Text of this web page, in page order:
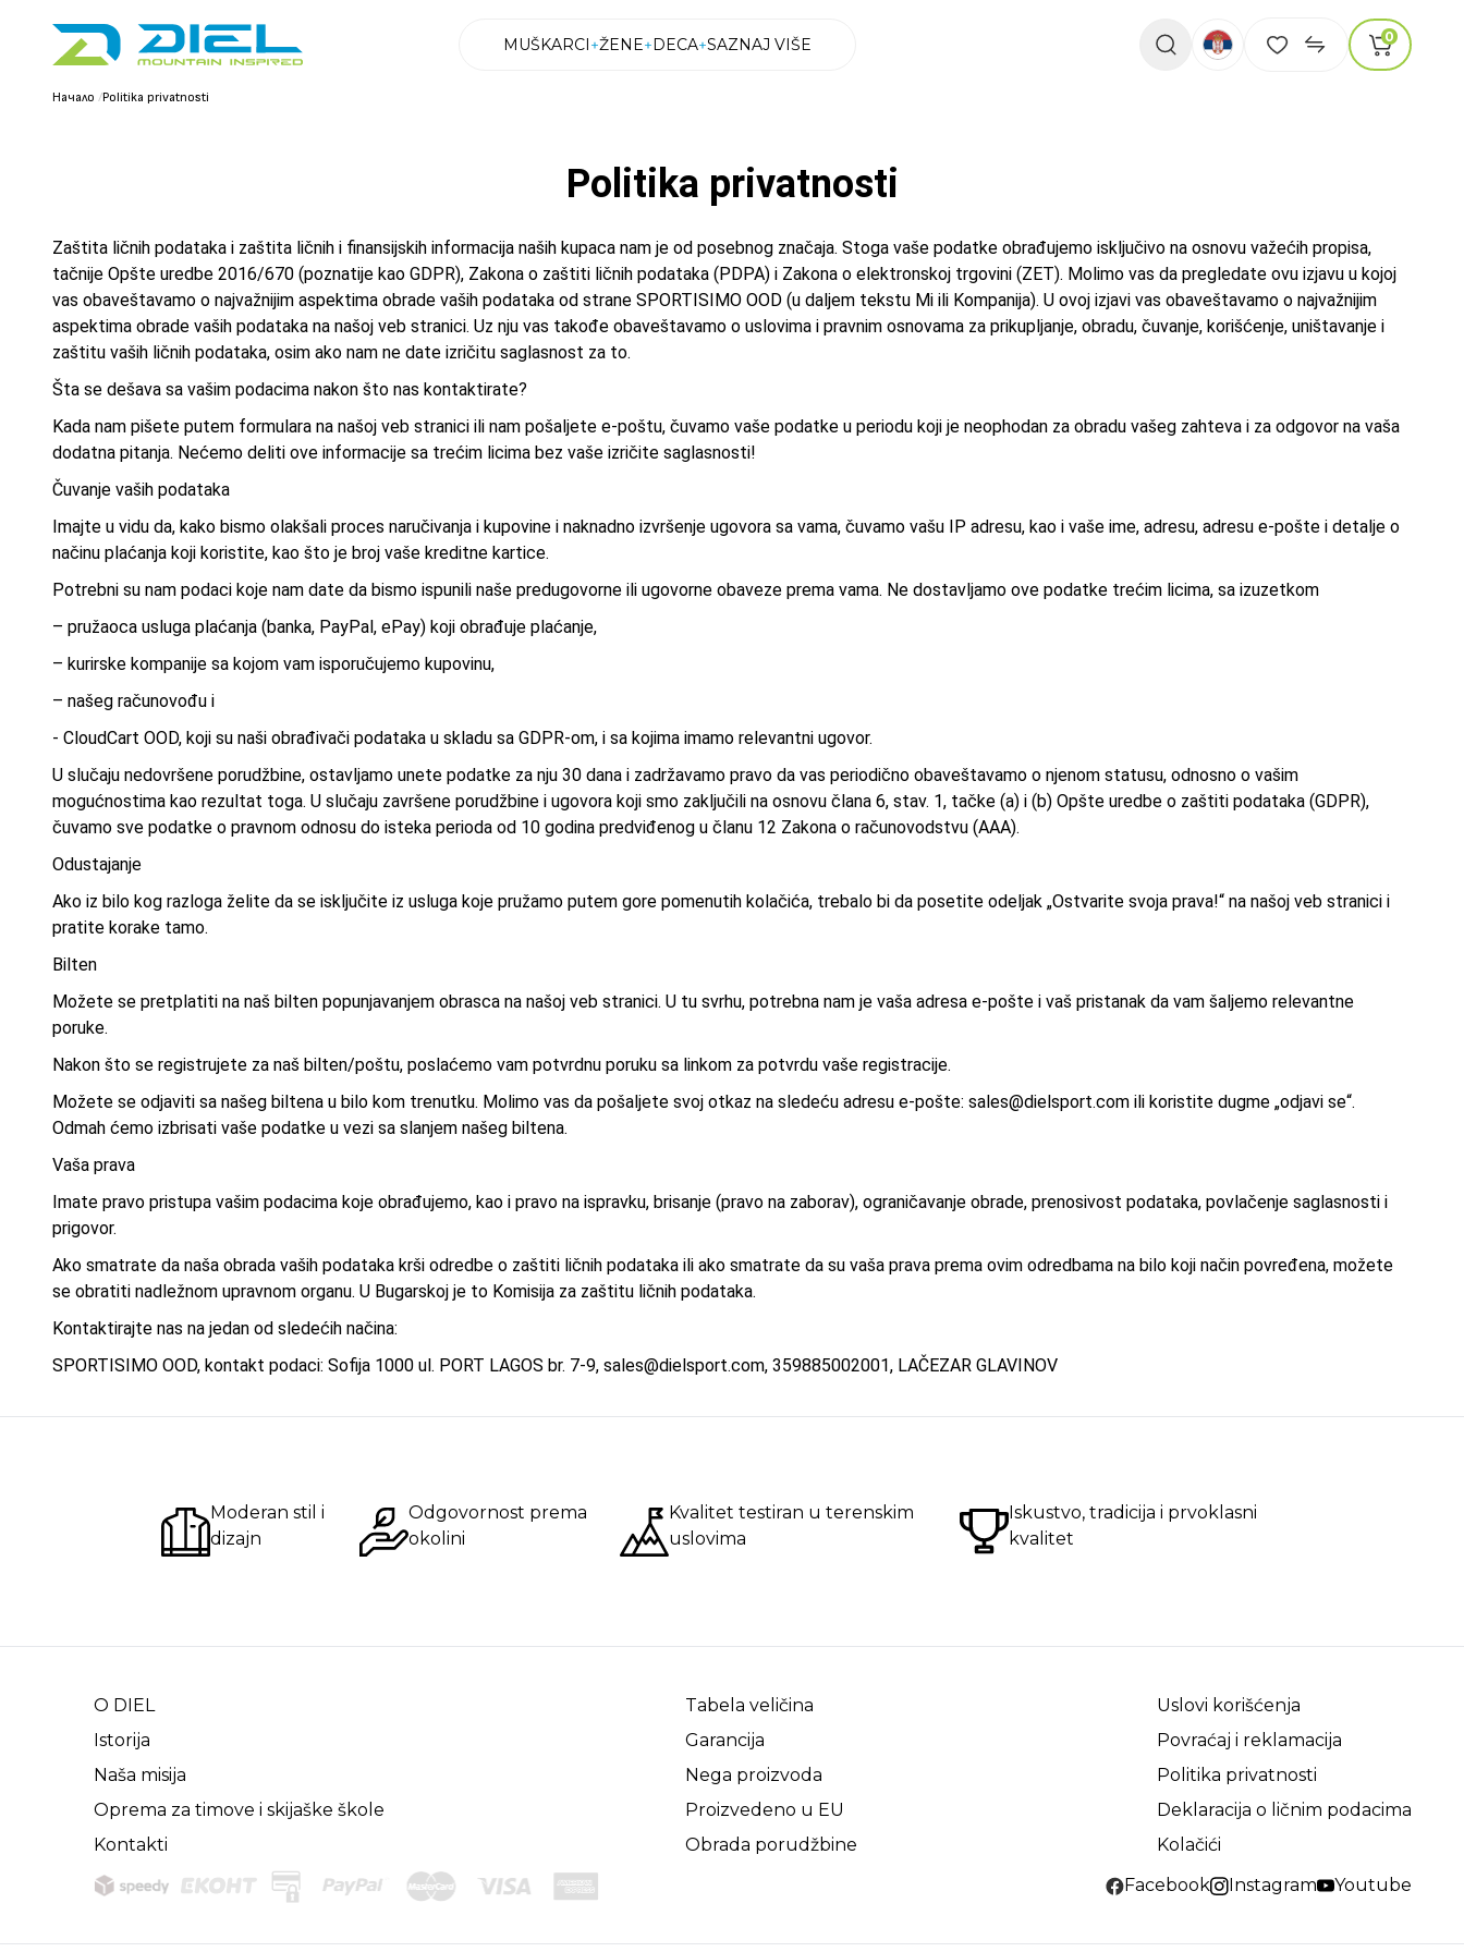
MUŠKARCI ŽENE DECA SAZNAJ VIŠE 0
Начало /Politika privatnosti
Politika privatnosti
Zaštita ličnih podataka i zaštita ličnih i finansijskih informacija naših kupaca nam je od posebnog značaja. Stoga vaše podatke obrađujemo isključivo na osnovu važećih propisa,
tačnije Opšte uredbe 2016/670 (poznatije kao GDPR), Zakona o zaštiti ličnih podataka (PDPA) i Zakona o elektronskoj trgovini (ZET). Molimo vas da pregledate ovu izjavu u kojoj
vas obaveštavamo o najvažnijim aspektima obrade vaših podataka od strane SPORTISIMO OOD (u daljem tekstu Mi ili Kompanija). U ovoj izjavi vas obaveštavamo o najvažnijim
aspektima obrade vaših podataka na našoj veb stranici. Uz nju vas takođe obaveštavamo o uslovima i pravnim osnovama za prikupljanje, obradu, čuvanje, korišćenje, uništavanje i
zaštitu vaših ličnih podataka, osim ako nam ne date izričitu saglasnost za to.
Šta se dešava sa vašim podacima nakon što nas kontaktirate?
Kada nam pišete putem formulara na našoj veb stranici ili nam pošaljete e-poštu, čuvamo vaše podatke u periodu koji je neophodan za obradu vašeg zahteva i za odgovor na vaša
dodatna pitanja. Nećemo deliti ove informacije sa trećim licima bez vaše izričite saglasnosti!
Čuvanje vaših podataka
Imajte u vidu da, kako bismo olakšali proces naručivanja i kupovine i naknadno izvršenje ugovora sa vama, čuvamo vašu IP adresu, kao i vaše ime, adresu, adresu e-pošte i detalje o
načinu plaćanja koji koristite, kao što je broj vaše kreditne kartice.
Potrebni su nam podaci koje nam date da bismo ispunili naše predugovorne ili ugovorne obaveze prema vama. Ne dostavljamo ove podatke trećim licima, sa izuzetkom
– pružaoca usluga plaćanja (banka, PayPal, ePay) koji obrađuje plaćanje,
– kurirske kompanije sa kojom vam isporučujemo kupovinu,
– našeg računovođu i
- CloudCart OOD, koji su naši obrađivači podataka u skladu sa GDPR-om, i sa kojima imamo relevantni ugovor.
U slučaju nedovršene porudžbine, ostavljamo unete podatke za nju 30 dana i zadržavamo pravo da vas periodično obaveštavamo o njenom statusu, odnosno o vašim
mogućnostima kao rezultat toga. U slučaju završene porudžbine i ugovora koji smo zaključili na osnovu člana 6, stav. 1, tačke (a) i (b) Opšte uredbe o zaštiti podataka (GDPR),
čuvamo sve podatke o pravnom odnosu do isteka perioda od 10 godina predviđenog u članu 12 Zakona o računovodstvu (AAA).
Odustajanje
Ako iz bilo kog razloga želite da se isključite iz usluga koje pružamo putem gore pomenutih kolačića, trebalo bi da posetite odeljak „Ostvarite svoja prava!“ na našoj veb stranici i
pratite korake tamo.
Bilten
Možete se pretplatiti na naš bilten popunjavanjem obrasca na našoj veb stranici. U tu svrhu, potrebna nam je vaša adresa e-pošte i vaš pristanak da vam šaljemo relevantne
poruke.
Nakon što se registrujete za naš bilten/poštu, poslaćemo vam potvrdnu poruku sa linkom za potvrdu vaše registracije.
Možete se odjaviti sa našeg biltena u bilo kom trenutku. Molimo vas da pošaljete svoj otkaz na sledeću adresu e-pošte: sales@dielsport.com ili koristite dugme „odjavi se“.
Odmah ćemo izbrisati vaše podatke u vezi sa slanjem našeg biltena.
Vaša prava
Imate pravo pristupa vašim podacima koje obrađujemo, kao i pravo na ispravku, brisanje (pravo na zaborav), ograničavanje obrade, prenosivost podataka, povlačenje saglasnosti i
prigovor.
Ako smatrate da naša obrada vaših podataka krši odredbe o zaštiti ličnih podataka ili ako smatrate da su vaša prava prema ovim odredbama na bilo koji način povređena, možete
se obratiti nadležnom upravnom organu. U Bugarskoj je to Komisija za zaštitu ličnih podataka.
Kontaktirajte nas na jedan od sledećih načina:
SPORTISIMO OOD, kontakt podaci: Sofija 1000 ul. PORT LAGOS br. 7-9, sales@dielsport.com, 359885002001, LAČEZAR GLAVINOV
Moderan stil i
dizajn
Odgovornost prema
okolini
Kvalitet testiran u terenskim
uslovima
Iskustvo, tradicija i prvoklasni
kvalitet
O DIEL
Istorija
Naša misija
Oprema za timove i skijaške škole
Kontakti
Tabela veličina
Garancija
Nega proizvoda
Proizvedeno u EU
Obrada porudžbine
Uslovi korišćenja
Povraćaj i reklamacija
Politika privatnosti
Deklaracija o ličnim podacima
Kolačići
Facebook
Instagram Youtube